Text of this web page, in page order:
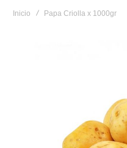
Inicio Papa Criolla x 1000gr